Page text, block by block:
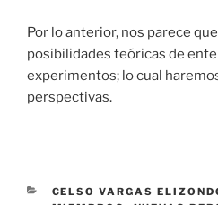
Por lo anterior, nos parece
posibilidades teóricas de
experimentos; lo cual
perspectivas.
CATEGORÍAS
CELSO VARGAS